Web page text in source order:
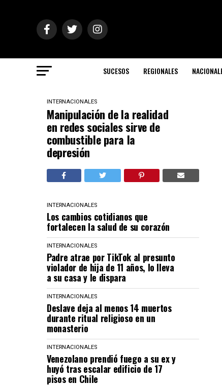
SUCESOS REGIONALES
INTERNACIONALES
Manipulación de la realidad
en redes sociales sirve de
combustible para la
depresión
INTERNACIONALES
Los cambios cotidianos que
fortalecen la salud de su corazón
INTERNACIONALES
Padre atrae por TikTok al presunto
violador de hija de 11 años, lo lleva
a su casa y le dispara
INTERNACIONALES
Deslave deja al menos 14 muertos
durante ritual religioso en un
monasterio
INTERNACIONALES
Venezolano prendió fuego a su ex y
huyó tras escalar edificio de 17
pisos en Chile